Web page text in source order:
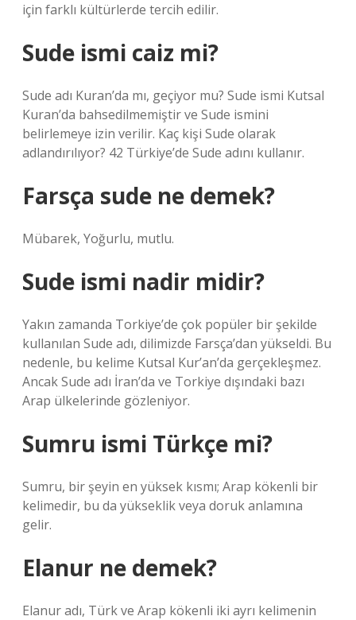
için farklı kültürlerde tercih edilir.
Sude ismi caiz mi?
Sude adı Kuran’da mı, geçiyor mu? Sude ismi Kutsal
Kuran’da bahsedilmemiştir ve Sude ismini
belirlemeye izin verilir. Kaç kişi Sude olarak
adlandırılıyor? 42 Türkiye’de Sude adını kullanır.
Farsça sude ne demek?
Mübarek, Yoğurlu, mutlu.
Sude ismi nadir midir?
Yakın zamanda Torkiye’de çok popüler bir şekilde
kullanılan Sude adı, dilimizde Farsça’dan yükseldi. Bu
nedenle, bu kelime Kutsal Kur’an’da gerçekleşmez.
Ancak Sude adı İran’da ve Torkiye dışındaki bazı
Arap ülkelerinde gözleniyor.
Sumru ismi Türkçe mi?
Sumru, bir şeyin en yüksek kısmı; Arap kökenli bir
kelimedir, bu da yükseklik veya doruk anlamına
gelir.
Elanur ne demek?
Elanur adı, Türk ve Arap kökenli iki ayrı kelimenin